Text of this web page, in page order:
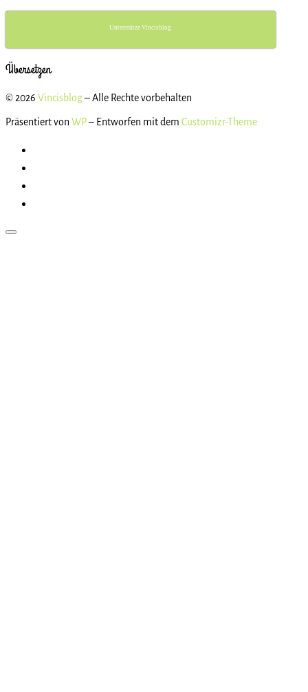
Unterstütze Vincisblog
Übersetzen
© 2026 Vincisblog– Alle Rechte vorbehalten
Präsentiert von WP– Entworfen mit dem Customizr-Theme